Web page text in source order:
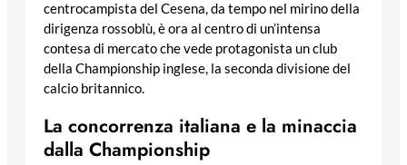
centrocampista del Cesena, da tempo nel mirino della
dirigenza rossoblù, è ora al centro di un’intensa
contesa di mercato che vede protagonista un club
della Championship inglese, la seconda divisione del
calcio britannico.
La concorrenza italiana e la minaccia
dalla Championship